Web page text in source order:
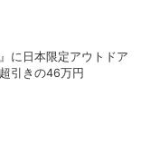
に日本限定アウトドア
引きの46万円